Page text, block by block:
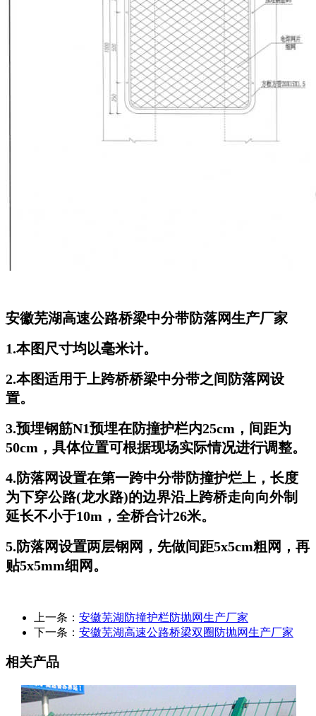
安徽芜湖高速公路桥梁中分带防落网生产厂家
1.本图尺寸均以毫米计。
2.本图适用于上跨桥桥梁中分带之间防落网设
置。
3.预埋钢筋N1预埋在防撞护栏内25cm，间距为
50cm，具体位置可根据现场实际情况进行调整。
4.防落网设置在第一跨中分带防撞护烂上，长度
为下穿公路(龙水路)的边界沿上跨桥走向向外制
延长不小于10m，全桥合计26米。
5.防落网设置两层钢网，先做间距5x5cm粗网，再
贴5x5mm细网。
上一条： 安徽芜湖防撞护栏防抛网生产厂家
下一条： 安徽芜湖高速公路桥梁双圈防抛网生产厂家
相关产品